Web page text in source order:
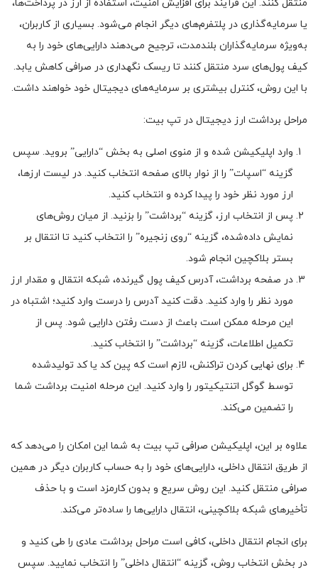
منتقل کنند. این فرآیند برای افزایش امنیت، استفاده از ارز در پرداخت‌ها،
یا سرمایه‌گذاری در پلتفرم‌های دیگر انجام می‌شود. بسیاری از کاربران،
به‌ویژه سرمایه‌گذاران بلندمدت، ترجیح می‌دهند دارایی‌های خود را به
کیف پول‌های سرد منتقل کنند تا ریسک نگهداری در صرافی کاهش یابد.
با این روش، کنترل بیشتری بر سرمایه‌های دیجیتال خود خواهند داشت.
مراحل برداشت ارز دیجیتال در تپ بیت:
وارد اپلیکیشن شده و از منوی اصلی به بخش “دارایی” بروید. سپس
گزینه “اسپات” را از نوار بالای صفحه انتخاب کنید. در لیست ارزها،
ارز مورد نظر خود را پیدا کرده و انتخاب کنید.
پس از انتخاب ارز، گزینه “برداشت” را بزنید. از میان روش‌های
نمایش داده‌شده، گزینه “روی زنجیره” را انتخاب کنید تا انتقال بر
بستر بلاکچین انجام شود.
در صفحه برداشت، آدرس کیف پول گیرنده، شبکه انتقال و مقدار ارز
مورد نظر را وارد کنید. دقت کنید آدرس را درست وارد کنید؛ اشتباه در
این مرحله ممکن است باعث از دست رفتن دارایی شود. پس از
تکمیل اطلاعات، گزینه “برداشت” را انتخاب کنید.
برای نهایی کردن تراکنش، لازم است که پین کد یا کد تولیدشده
توسط گوگل اتنتیکیتور را وارد کنید. این مرحله امنیت برداشت شما
را تضمین می‌کند.
علاوه بر این، اپلیکیشن صرافی تپ بیت به شما این امکان را می‌دهد که
از طریق انتقال داخلی، دارایی‌های خود را به حساب کاربران دیگر در همین
صرافی منتقل کنید. این روش سریع و بدون کارمزد است و با حذف
تأخیرهای شبکه بلاکچینی، انتقال دارایی‌ها را ساده‌تر می‌کند.
برای انجام انتقال داخلی، کافی است مراحل برداشت عادی را طی کنید و
در بخش انتخاب روش، گزینه “انتقال داخلی” را انتخاب نمایید. سپس